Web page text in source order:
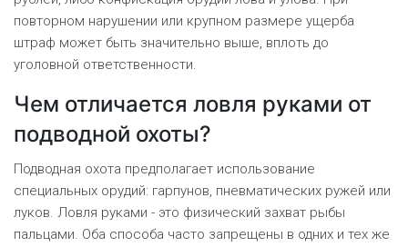
повторном нарушении или крупном размере ущерба
штраф может быть значительно выше, вплоть до
уголовной ответственности.
Чем отличается ловля руками от
подводной охоты?
Подводная охота предполагает использование
специальных орудий: гарпунов, пневматических ружей или
луков. Ловля руками - это физический захват рыбы
пальцами. Оба способа часто запрещены в одних и тех же